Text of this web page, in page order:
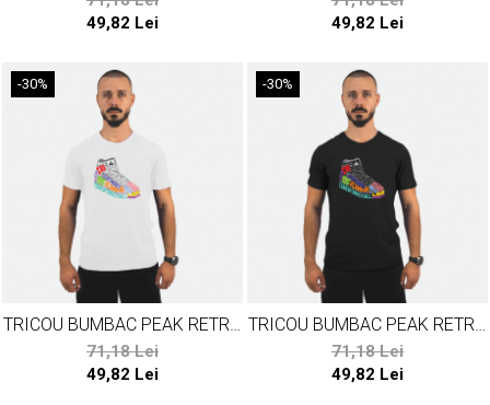
49,82 Lei
49,82 Lei
-30%
TRICOU BUMBAC PEAK RETRO
ALB
71,18 Lei
49,82 Lei
-30%
TRICOU BUMBAC PEAK RETRO
NEGRU
71,18 Lei
49,82 Lei